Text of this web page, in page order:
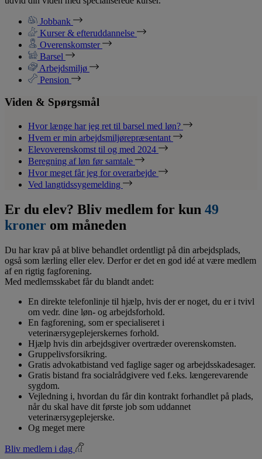
Jobbank
Kurser & efteruddannelse
Overenskomster
Barsel
Arbejdsmiljø
Pension
Viden & Spørgsmål
Hvor længe har jeg ret til barsel med løn?
Hvem er min arbejdsmiljørepræsentant
Elevoverenskomst til og med 2024
Beregning af løn før samtale
Hvor meget får jeg for overarbejde
Ved langtidssygemelding
Er du elev? Bliv medlem for kun 49
kroner om måneden
Du har krav på at blive behandlet ordentligt på din arbejdsplads,
også som lærling eller elev. Derfor er det en god idé at være medlem
af en rigtig fagforening.
Med medlemsskabet får du blandt andet:
En direkte telefonlinje til hjælp, hvis der er noget, du er i tvivl
om vedr. dine løn- og arbejdsforhold.
En fagforening, som er specialiseret i
veterinærsygeplejerskernes forhold.
Hjælp hvis din arbejdsgiver overtræder overenskomsten.
Gruppelivsforsikring.
Gratis advokatbistand ved faglige sager og arbejdsskadesager.
Gratis bistand fra socialrådgivere ved f.eks. længerevarende
sygdom.
Vejledning i, hvordan du får din kontrakt forhandlet på plads,
når du skal have dit første job som uddannet
veterinærsygeplejerske.
Og meget mere
Bliv medlem i dag